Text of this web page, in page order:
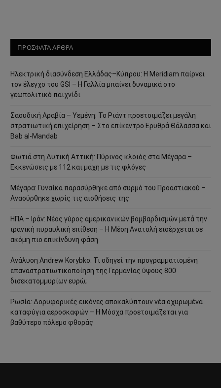
ΠΡΟΣΦΑΤΑ ΑΡΘΡΑ
Ηλεκτρική διασύνδεση Ελλάδας–Κύπρου: Η Meridiam παίρνει
τον έλεγχο του GSI – Η Γαλλία μπαίνει δυναμικά στο
γεωπολιτικό παιχνίδι
Σαουδική Αραβία – Υεμένη: Το Ριάντ προετοιμάζει μεγάλη
στρατιωτική επιχείρηση – Στο επίκεντρο Ερυθρά Θάλασσα και
Bab al-Mandab
Φωτιά στη Δυτική Αττική: Πύρινος κλοιός στα Μέγαρα –
Εκκενώσεις με 112 και μάχη με τις φλόγες
Μέγαρα: Γυναίκα παρασύρθηκε από συρμό του Προαστιακού –
Ανασύρθηκε χωρίς τις αισθήσεις της
ΗΠΑ – Ιράν: Νέος γύρος αμερικανικών βομβαρδισμών μετά την
ιρανική πυραυλική επίθεση – Η Μέση Ανατολή εισέρχεται σε
ακόμη πιο επικίνδυνη φάση
Ανάλυση Andrew Korybko: Τι οδηγεί την προγραμματισμένη
επαναστρατιωτικοποίηση της Γερμανίας ύψους 800
δισεκατομμυρίων ευρώ;
Ρωσία: Δορυφορικές εικόνες αποκαλύπτουν νέα οχυρωμένα
καταφύγια αεροσκαφών – Η Μόσχα προετοιμάζεται για
βαθύτερο πόλεμο φθοράς